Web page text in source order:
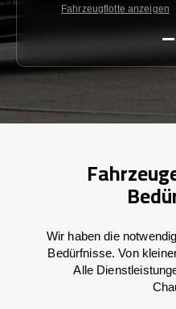
Fahrzeugflotte anzeigen
Wir haben die
Bedürfnisse. Von
Alle